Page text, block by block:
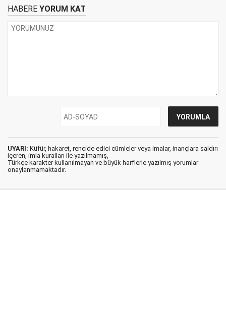
HABERE YORUM KAT
UYARI: Küfür, hakaret, rencide edici cümleler veya imalar, inançlara saldırı
içeren, imla kuralları ile yazılmamış,
Türkçe karakter kullanılmayan ve büyük harflerle yazılmış yorumlar
onaylanmamaktadır.